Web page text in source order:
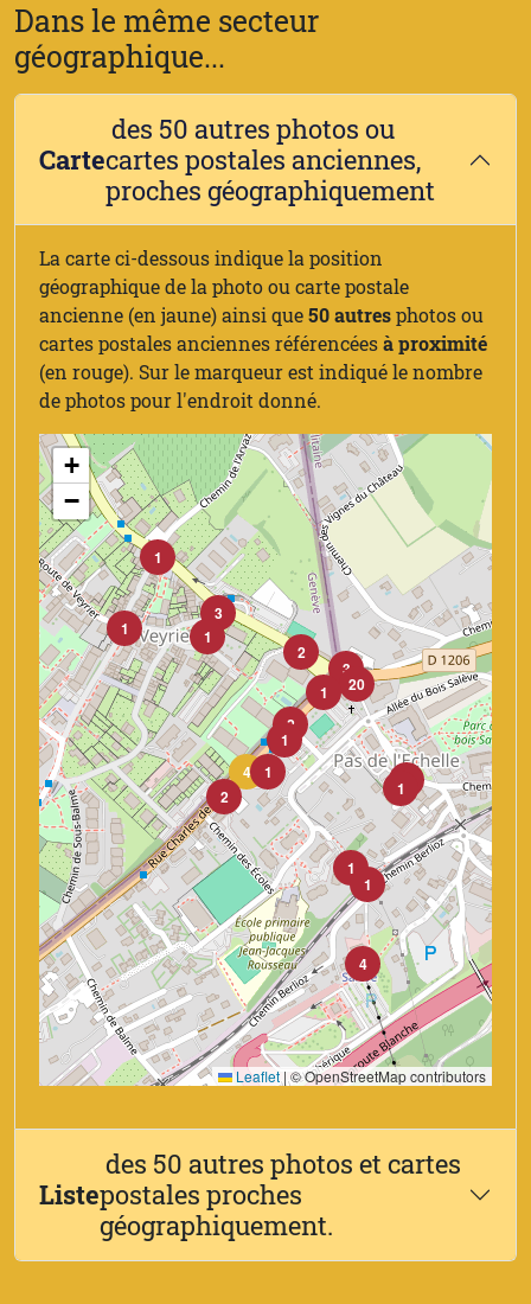
Dans le même secteur
géographique...
Carte
des 50 autres photos ou
cartes postales anciennes,
proches géographiquement
La carte ci-dessous indique la position
géographique de la photo ou carte postale
ancienne (en jaune) ainsi que50 autresphotos ou
cartes postales anciennes référencéesà proximité
(en rouge). Sur le marqueur est indiqué le nombre
de photos pour l'endroit donné.
4
1
2
1
2
2
1
1
3
3
20
1
1
1
11
1
4
+
−
Leaflet | © OpenStreetMap contributors
Liste
des 50 autres photos et cartes
postales proches
géographiquement.